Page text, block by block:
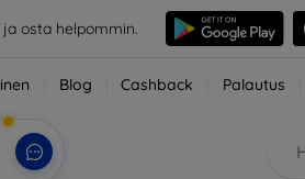
osta helpommin.
Blog Cashback Palautus